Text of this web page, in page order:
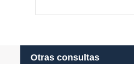
Otras consultas